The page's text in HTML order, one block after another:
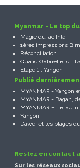
Myanmar - Le top
Magie du lac Inle
1ères impressions
Réconciliation
Quand Gabrielle
Etape 1 : Yangon
Publié
MYANMAR - Yangon
MYANMAR - Bagan,
MYANMAR – Le lac
Yangon
Dawei et les plages
Restez en contact
Sur les réseaux